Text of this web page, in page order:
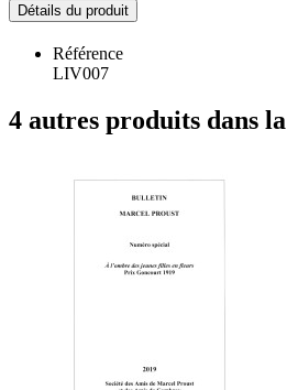
Détails du produit
Référence
LIV007
4 autres produits dans